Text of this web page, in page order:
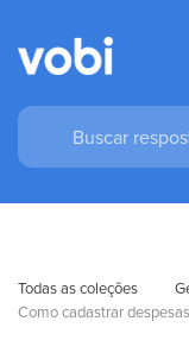
Todas as coleções
Como cadastrar